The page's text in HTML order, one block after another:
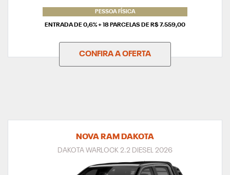
PESSOA FÍSICA
ENTRADA DE 0,6% + 18 PARCELAS DE R$ 7.559,00
CONFIRA A OFERTA
NOVA RAM DAKOTA
DAKOTA WARLOCK 2.2 DIESEL 2026